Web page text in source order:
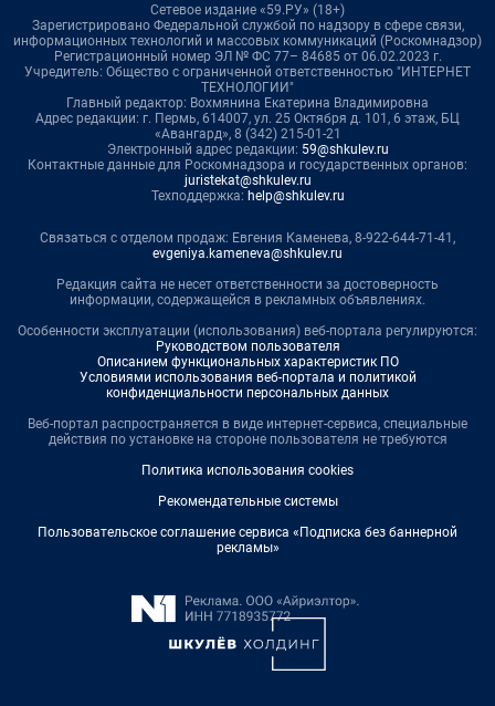
Сетевое издание «59.РУ» (18+)
Зарегистрировано Федеральной службой по надзору в сфере связи,
информационных технологий и массовых коммуникаций (Роскомнадзор)
Регистрационный номер ЭЛ № ФС 77– 84685 от 06.02.2023 г.
Учредитель: Общество с ограниченной ответственностью "ИНТЕРНЕТ
ТЕХНОЛОГИИ"
Главный редактор: Вохмянина Екатерина Владимировна
Адрес редакции: г. Пермь, 614007, ул. 25 Октября д. 101, 6 этаж, БЦ
«Авангард», 8 (342) 215-01-21
Электронный адрес редакции: 59@shkulev.ru
Контактные данные для Роскомнадзора и государственных органов:
juristekat@shkulev.ru
Техподдержка: help@shkulev.ru
Связаться с отделом продаж: Евгения Каменева, 8-922-644-71-41,
evgeniya.kameneva@shkulev.ru
Редакция сайта не несет ответственности за достоверность
информации, содержащейся в рекламных объявлениях.
Особенности эксплуатации (использования) веб-портала регулируются:
Руководством пользователя
Описанием функциональных характеристик ПО
Условиями использования веб-портала и политикой
конфиденциальности персональных данных
Веб-портал распространяется в виде интернет-сервиса, специальные
действия по установке на стороне пользователя не требуются
Политика использования cookies
Рекомендательные системы
Пользовательское соглашение сервиса «Подписка без баннерной
рекламы»